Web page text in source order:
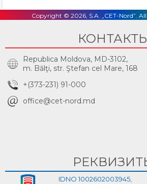
Copyright © 2026, S.A. „CET-Nord”. All
Republica Moldova, MD-3102,
m. Bălţi, str. Ştefan cel Mare, 168
+(373-231) 91-000
office@cet-nord.md
IDNO 1002602003945,